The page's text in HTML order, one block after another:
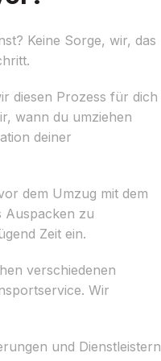
Keine Sorge, wir, das
diesen Prozess für dich
wann du umziehen
deiner
dem Umzug mit dem
Auspacken zu
Zeit ein.
verschiedenen
Wir
und Dienstleistern